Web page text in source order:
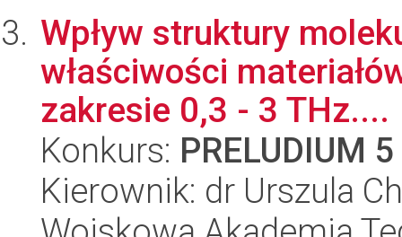
Wpływ struktury
właściwości
zakresie 0,3 - 3 THz....
Konkurs: PRELUDIUM 5
Kierownik: dr Urszula